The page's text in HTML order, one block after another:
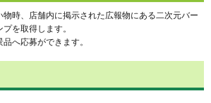
時、店舗内に掲示された広報物にある二次元バー
を取得します。
へ応募ができます。